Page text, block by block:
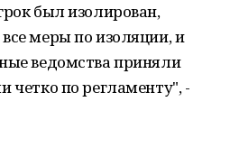
был изолирован,
меры по изоляции, и
ведомства приняли
четко по регламенту", -